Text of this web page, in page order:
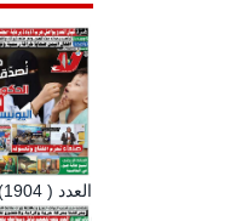
العدد ( 1904)